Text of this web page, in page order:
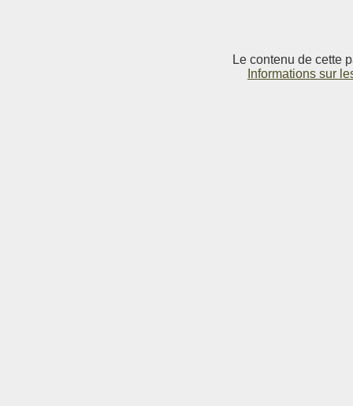
Le contenu de cette
Informations sur